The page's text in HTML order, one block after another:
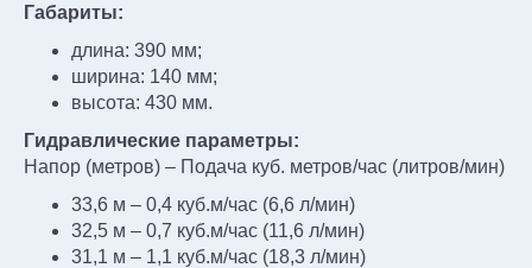
Габариты:
длина: 390 мм;
ширина: 140 мм;
высота: 430 мм.
Гидравлические параметры:
Напор (метров) – Подача куб. метров/час (литров/мин)
33,6 м – 0,4 куб.м/час (6,6 л/мин)
32,5 м – 0,7 куб.м/час (11,6 л/мин)
31,1 м – 1,1 куб.м/час (18,3 л/мин)